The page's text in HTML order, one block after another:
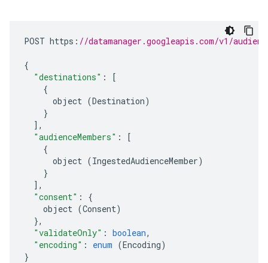
POST https : //datamanager.googleapis.com/v1/
{
"destinations" :
[
{
object (Destination)
}
],
"audienceMembers" :
[
{
object (IngestedAudienceMember)
}
],
"consent" :
{
object (Consent)
},
"validateOnly" : boolean,
"encoding" : enum (Encoding)
}